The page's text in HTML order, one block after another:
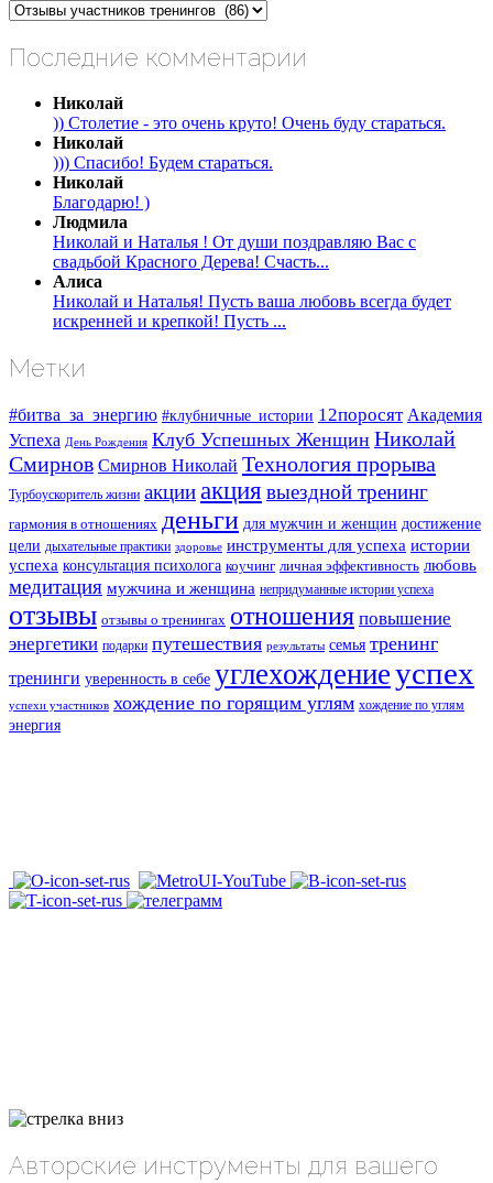
Рубрики
Последние комментарии
Николай
)) Столетие - это очень круто! Очень буду стараться.
Николай
))) Спасибо! Будем стараться.
Николай
Благодарю! )
Людмила
Николай и Наталья ! От души поздравляю Вас с
свадьбой Красного Дерева! Счасть...
Алиса
Николай и Наталья! Пусть ваша любовь всегда будет
искренней и крепкой! Пусть ...
Метки
#битва_за_энергию #клубничные_истории 12поросят Академия
Успеха День Рождения Клуб Успешных Женщин Николай
Смирнов Смирнов Николай Технология прорыва
Турбоускоритель жизни акцииакция выездной тренинг
гармония в отношениях деньги для мужчин и женщин достижение
цели дыхательные практики здоровье инструменты для успеха истории
успеха консультация психолога коучинг личная эффективность любовь
медитация мужчина и женщина непридуманные истории успеха
отзывы отзывы о тренингах отношения повышение
энергетики подарки путешествия результаты семья тренинг
тренинги уверенность в себе углехождениеуспех
успехи участников хождение по горящим углям хождение по углям
энергия
Авторские инструменты для вашего